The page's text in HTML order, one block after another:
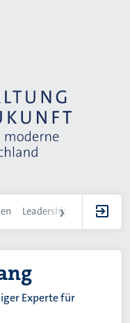
Leadership IT-
Experte für